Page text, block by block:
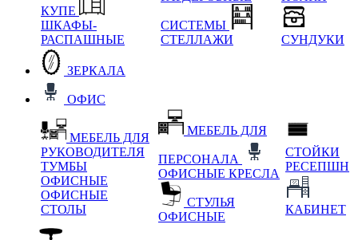
КУПЕ
ШКАФЫ-
РАСПАШНЫЕ
СИСТЕМЫ
СТЕЛЛАЖИ
СУНДУКИ
ЗЕРКАЛА
ОФИС
МЕБЕЛЬ ДЛЯ
РУКОВОДИТЕЛЯ
ТУМБЫ
ОФИСНЫЕ
ОФИСНЫЕ
СТОЛЫ
МЕБЕЛЬ ДЛЯ
ПЕРСОНАЛА
ОФИСНЫЕ КРЕСЛА
СТУЛЬЯ
ОФИСНЫЕ
СТОЙКИ
РЕСЕПШН
КАБИНЕТ